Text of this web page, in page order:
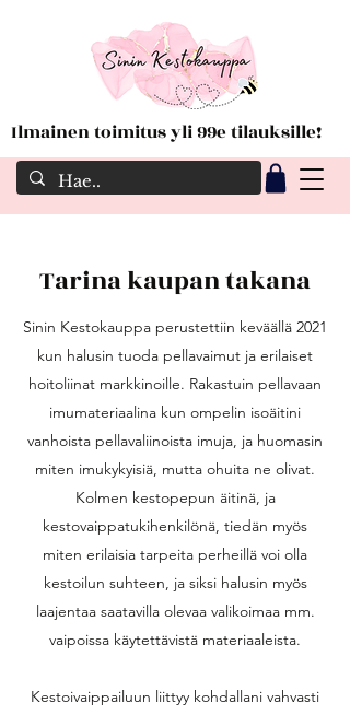
Ilmainen toimitus yli 99e tilauksille!
Tarina kaupan takana
Sinin Kestokauppa perustettiin keväällä 2021
kun halusin tuoda pellavaimut ja erilaiset
hoitoliinat markkinoille. Rakastuin pellavaan
imumateriaalina kun ompelin isoäitini
vanhoista pellavaliinoista imuja, ja huomasin
miten imukykyisiä, mutta ohuita ne olivat.
Kolmen kestopepun äitinä, ja
kestovaippatukihenkilönä, tiedän myös
miten erilaisia tarpeita perheillä voi olla
kestoilun suhteen, ja siksi halusin myös
laajentaa saatavilla olevaa valikoimaa mm.
vaipoissa käytettävistä materiaaleista.
Kestoivaippailuun liittyy kohdallani vahvasti